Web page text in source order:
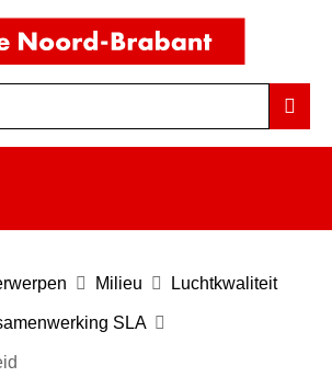
Ga
de
inhoud
Milieu Luchtkwaliteit
SLA